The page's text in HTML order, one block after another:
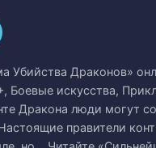
Ху
Убийства Драконов»
Боевые искусства,
Дракона люди могут
правители